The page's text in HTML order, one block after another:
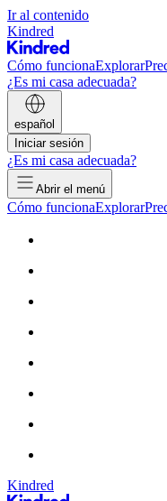
Ir al contenido
Kindred
Cómo funcionaExplorar
¿Es mi casa adecuada?
español
Iniciar sesión
¿Es mi casa adecuada?
Abrir el menú
Cómo funcionaExplorar
Kindred